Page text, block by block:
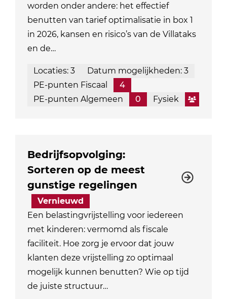
worden onder andere: het effectief
benutten van tarief optimalisatie in box 1
in 2026, kansen en risico’s van de Villataks
en de…
Locaties: 3
Datum mogelijkheden: 3
PE-punten Fiscaal
4
PE-punten Algemeen
0 Fysiek
Bedrijfsopvolging:
Sorteren op de meest
gunstige regelingen
Vernieuwd
Een belastingvrijstelling voor iedereen
met kinderen: vermomd als fiscale
faciliteit. Hoe zorg je ervoor dat jouw
klanten deze vrijstelling zo optimaal
mogelijk kunnen benutten? Wie op tijd
de juiste structuur…